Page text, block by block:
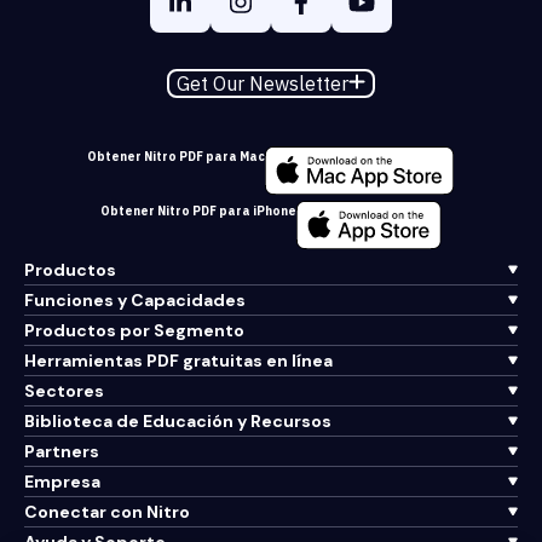
Get Our Newsletter
Obtener Nitro PDF para Mac
Obtener Nitro PDF para iPhone
Productos
Funciones y Capacidades
Productos por Segmento
Herramientas PDF gratuitas en línea
Sectores
Biblioteca de Educación y Recursos
Partners
Empresa
Conectar con Nitro